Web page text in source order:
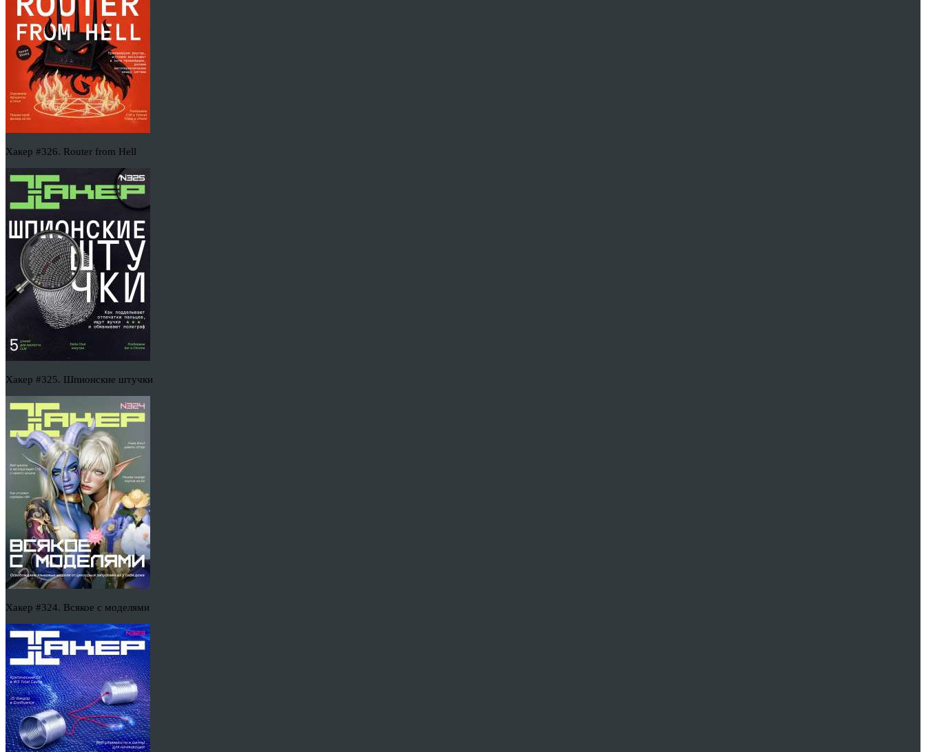
Хакер #326. Router from Hell
Хакер #325. Шпионские штучки
Хакер #324. Всякое с моделями